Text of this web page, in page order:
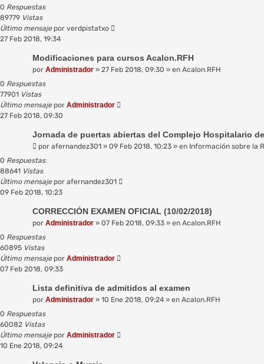
0 Respuestas
89779 Vistas
Último mensaje por verdpistatxo
27 Feb 2018, 19:34
Modificaciones para cursos Acalon.RFH
por Administrador » 27 Feb 2018, 09:30 » en Acalon.RFH
0 Respuestas
77901 Vistas
Último mensaje por Administrador
27 Feb 2018, 09:30
Jornada de puertas abiertas del Complejo Hospitalario
por afernandez301 » 09 Feb 2018, 10:23 » en Información sobre la
0 Respuestas
88641 Vistas
Último mensaje por afernandez301
09 Feb 2018, 10:23
CORRECCIÓN EXAMEN OFICIAL (10/02/2018)
por Administrador » 07 Feb 2018, 09:33 » en Acalon.RFH
0 Respuestas
60895 Vistas
Último mensaje por Administrador
07 Feb 2018, 09:33
Lista definitiva de admitidos al examen
por Administrador » 10 Ene 2018, 09:24 » en Acalon.RFH
0 Respuestas
60082 Vistas
Último mensaje por Administrador
10 Ene 2018, 09:24